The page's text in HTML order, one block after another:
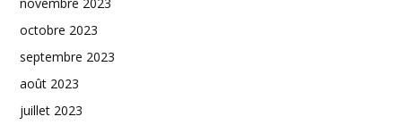
octobre 2023
septembre 2023
août 2023
juillet 2023